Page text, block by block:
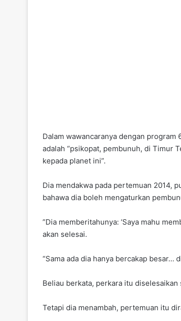
Dalam wawancaranya dengan program
adalah “psikopat, pembunuh, di Timur
kepada planet ini”.
Dia mendakwa pada pertemuan 2014,
bahawa dia boleh mengaturkan
”Dia memberitahunya: ‘Saya mahu
akan selesai.
“Sama ada dia hanya bercakap besar…
Beliau berkata, perkara itu
Tetapi dia menambah, pertemuan itu